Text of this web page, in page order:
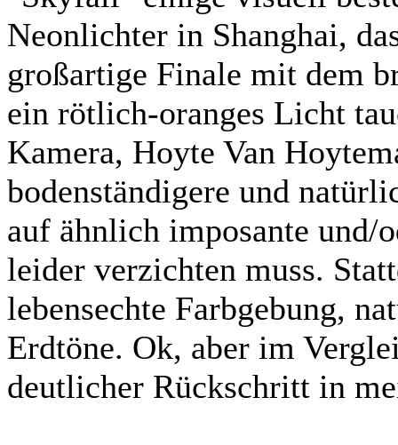
Neonlichter in Shanghai,
großartige Finale mit dem
ein rötlich-oranges Licht
Kamera, Hoyte Van
bodenständigere und
auf ähnlich imposante und/
leider verzichten muss.
lebensechte Farbgebung,
Erdtöne. Ok, aber im
deutlicher Rückschritt in